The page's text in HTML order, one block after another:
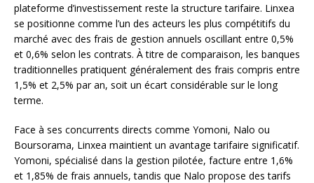
plateforme d’investissement reste la structure tarifaire. Linxea
se positionne comme l’un des acteurs les plus compétitifs du
marché avec des frais de gestion annuels oscillant entre 0,5%
et 0,6% selon les contrats. À titre de comparaison, les banques
traditionnelles pratiquent généralement des frais compris entre
1,5% et 2,5% par an, soit un écart considérable sur le long
terme.
Face à ses concurrents directs comme Yomoni, Nalo ou
Boursorama, Linxea maintient un avantage tarifaire significatif.
Yomoni, spécialisé dans la gestion pilotée, facture entre 1,6%
et 1,85% de frais annuels, tandis que Nalo propose des tarifs